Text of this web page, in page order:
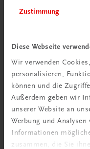
Zustimmung
Diese Webseite
Wir verwenden
personalisieren,
können und die
Außerdem geben wir
unserer Website an
Werbung und
Informationen
zusammen, die Sie
Schon entdeckt?
Ratgeber
Mehr dazu